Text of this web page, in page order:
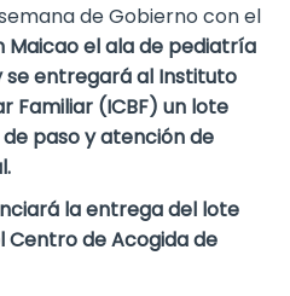
de Gobierno con el
Maicao el ala de pediatría
se entregará al Instituto
Familiar (ICBF) un lote
paso y atención de
la entrega del lote
de Acogida de